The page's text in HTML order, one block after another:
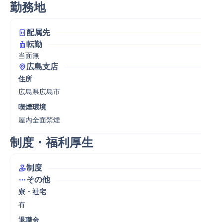
勤務地
配属先
転勤
当面無
広島支店
住所
広島県広島市
喫煙環境
屋内全面禁煙
制度・福利厚生
制度
その他
寮・社宅
有
退職金